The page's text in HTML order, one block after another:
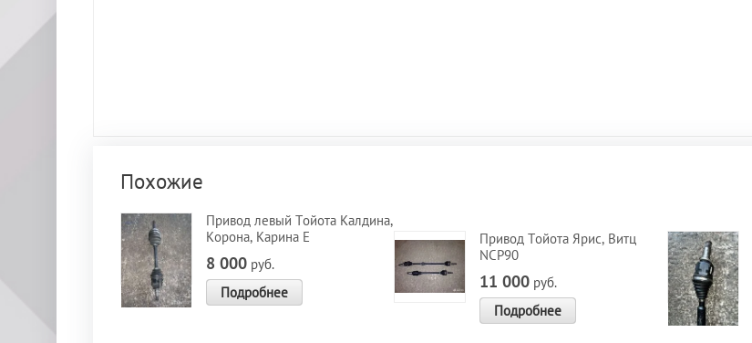
Похожие
Привод левый Тойота Калдина,
Корона, Карина Е
8 000 руб.
Подробнее
Привод Тойота Ярис, Витц
NCP90
11 000 руб.
Подробнее